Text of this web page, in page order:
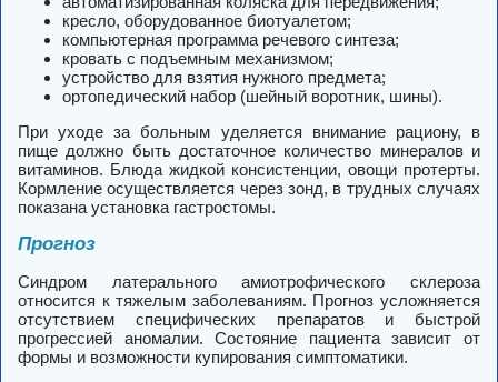
кресло, оборудованное биотуалетом;
компьютерная программа речевого синтеза;
кровать с подъемным механизмом;
устройство для взятия нужного предмета;
ортопедический набор (шейный воротник, шины).
При уходе за больным уделяется внимание рациону, в
пище должно быть достаточное количество минералов и
витаминов. Блюда жидкой консистенции, овощи протерты.
Кормление осуществляется через зонд, в трудных случаях
показана установка гастростомы.
Прогноз
Синдром латерального амиотрофического склероза
относится к тяжелым заболеваниям. Прогноз усложняется
отсутствием специфических препаратов и быстрой
прогрессией аномалии. Состояние пациента зависит от
формы и возможности купирования симптоматики.